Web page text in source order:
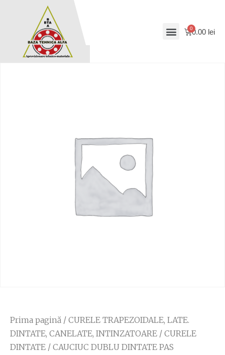
0.00 lei
Prima pagină / CURELE TRAPEZOIDALE, LATE.
DINTATE, CANELATE, INTINZATOARE / CURELE
DINTATE / CAUCIUC DUBLU DINTATE PAS